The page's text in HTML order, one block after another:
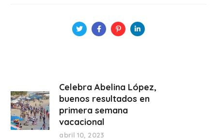
Celebra Abelina López,
buenos resultados en
primera semana
vacacional
abril 10, 2023